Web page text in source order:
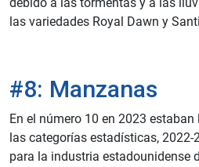
las variedades Royal Dawn y
#8: Manzanas
En el número 10 en 2023
las categorías estadísticas,
para la industria estadounidense